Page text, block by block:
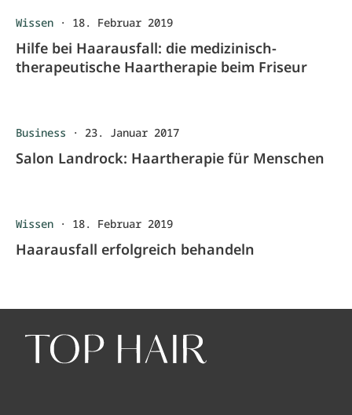
Wissen · 18. Februar 2019
Hilfe bei Haarausfall: die medizinisch-
therapeutische Haartherapie beim Friseur
Business · 23. Januar 2017
Salon Landrock: Haartherapie für Menschen
Wissen · 18. Februar 2019
Haarausfall erfolgreich behandeln